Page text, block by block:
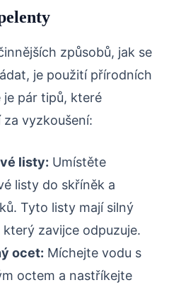
způsobů, jak se
je použití přírodních
je pár tipů, které
vyzkoušení:
listy: Umístěte
listy do skříněk a
Tyto listy mají silný
který zavijce odpuzuje.
ocet: Míchejte vodu s
octem a nastříkejte